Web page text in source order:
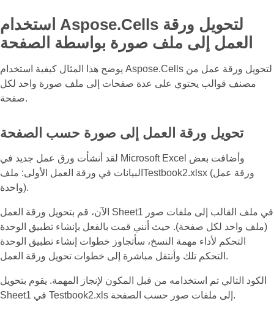
استخدام Aspose.Cells لتحويل ورقة
العمل إلى ملف صورة بواسطة الصفحة
يوضح هذا المثال كيفية استخدام Aspose.Cells لتحويل ورقة عمل من
مصنف قوالب يحتوي على عدة صفحات إلى ملف صورة واحد لكل
صفحة.
تحويل ورقة العمل إلى صورة حسب الصفحة
لقد أنشأت ورق عمل جديد في Microsoft Excel وأضافت بعض
البيانات في ورقة العمل الأولى: ملفTestbook2.xlsx (ورقة عمل
واحدة).
الآن، قم بتحويل ورقة العمل Sheet1 في ملف القالب إلى ملفات صور
(ملف واحد لكل صفحة). حيث أنني قمت بالفعل بإنشاء تطبيق الوحدة
التحكم لأداء مهمة النسخ، سأتجاوز خطوات إنشاء تطبيق الوحدة
التحكم تلك وأنتقل مباشرة إلى خطوات تحويل ورقة العمل.
الكود التالي تم استخدامه من قبل المكون لإنجاز المهمة. يقوم بتحويل
Sheet1 في Testbook2.xls إلى ملفات صور حسب الصفحة.